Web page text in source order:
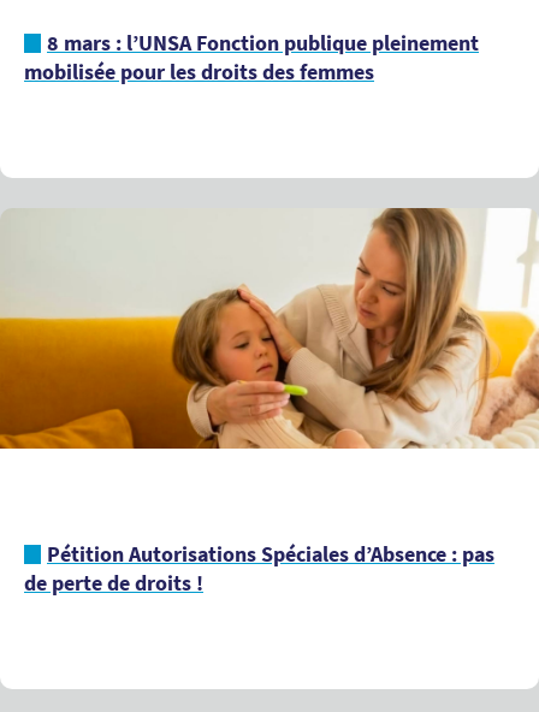
8 mars : l’UNSA Fonction publique pleinement
mobilisée pour les droits des femmes
Pétition Autorisations Spéciales d’Absence : pas
de perte de droits !